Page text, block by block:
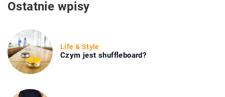
Ostatnie wpisy
Life & Style
Czym jest shuffleboard?